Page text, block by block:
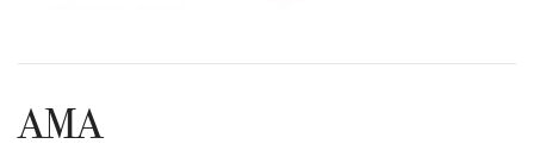
AMA